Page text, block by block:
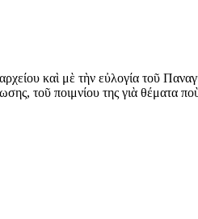
καὶ μὲ τὴν εὐλογία τοῦ
τοῦ ποιμνίου της γιὰ θέματα